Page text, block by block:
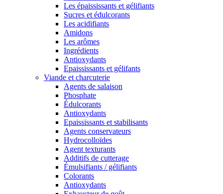
Les épaississants et gélifiants
Sucres et édulcorants
Les acidifiants
Amidons
Les arômes
Ingrédients
Antioxydants
Epaississants et gélifants
Viande et charcuterie
Agents de salaison
Phosphate
Édulcorants
Antioxydants
Epaississants et stabilisants
Agents conservateurs
Hydrocolloïdes
Agent texturants
Additifs de cutterage
Émulsifiants / gélifiants
Colorants
Antioxydants